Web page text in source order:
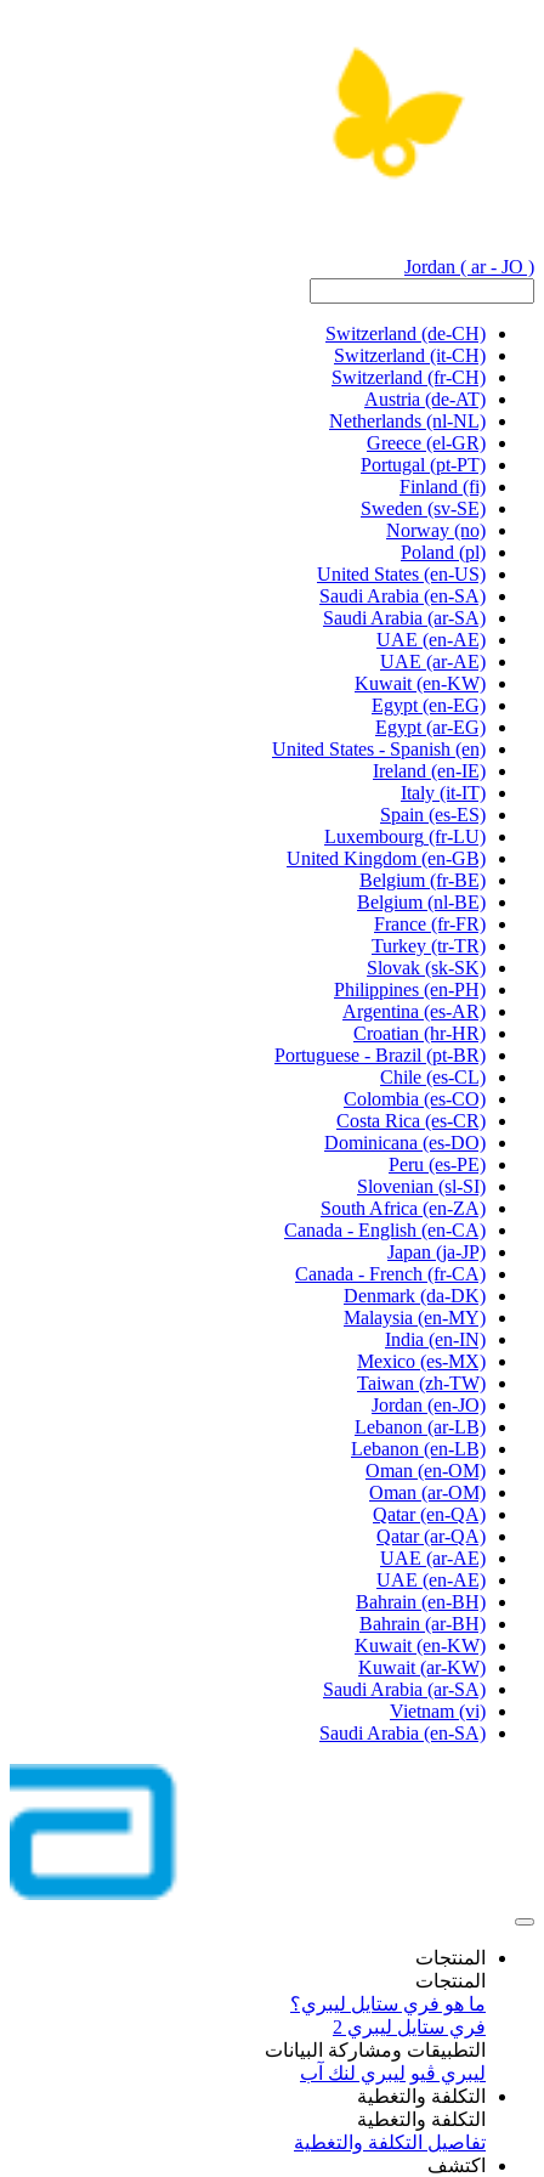
Jordan ( ar - JO )
Switzerland (de-CH)
Switzerland (it-CH)
Switzerland (fr-CH)
Austria (de-AT)
Netherlands (nl-NL)
Greece (el-GR)
Portugal (pt-PT)
Finland (fi)
Sweden (sv-SE)
Norway (no)
Poland (pl)
United States (en-US)
Saudi Arabia (en-SA)
Saudi Arabia (ar-SA)
UAE (en-AE)
UAE (ar-AE)
Kuwait (en-KW)
Egypt (en-EG)
Egypt (ar-EG)
United States - Spanish (en)
Ireland (en-IE)
Italy (it-IT)
Spain (es-ES)
Luxembourg (fr-LU)
United Kingdom (en-GB)
Belgium (fr-BE)
Belgium (nl-BE)
France (fr-FR)
Turkey (tr-TR)
Slovak (sk-SK)
Philippines (en-PH)
Argentina (es-AR)
Croatian (hr-HR)
Portuguese - Brazil (pt-BR)
Chile (es-CL)
Colombia (es-CO)
Costa Rica (es-CR)
Dominicana (es-DO)
Peru (es-PE)
Slovenian (sl-SI)
South Africa (en-ZA)
Canada - English (en-CA)
Japan (ja-JP)
Canada - French (fr-CA)
Denmark (da-DK)
Malaysia (en-MY)
India (en-IN)
Mexico (es-MX)
Taiwan (zh-TW)
Jordan (en-JO)
Lebanon (ar-LB)
Lebanon (en-LB)
Oman (en-OM)
Oman (ar-OM)
Qatar (en-QA)
Qatar (ar-QA)
UAE (ar-AE)
UAE (en-AE)
Bahrain (en-BH)
Bahrain (ar-BH)
Kuwait (en-KW)
Kuwait (ar-KW)
Saudi Arabia (ar-SA)
Vietnam (vi)
Saudi Arabia (en-SA)
المنتجات
المنتجات
ما هو فري ستايل ليبري؟
فري ستايل ليبري 2
التطبيقات ومشاركة البيانات
ليبري ڤيو ليبري لنك آب
التكلفة والتغطية
التكلفة والتغطية
تفاصيل التكلفة والتغطية
اكتشف​